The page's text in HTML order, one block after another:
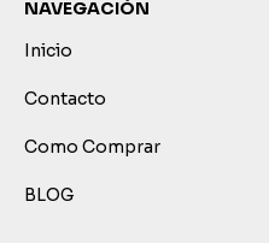
NAVEGACIÓN
Inicio
Contacto
Como Comprar
BLOG